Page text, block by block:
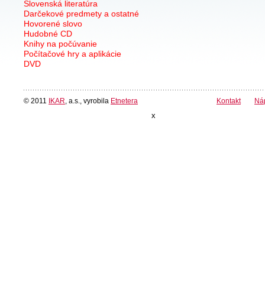
Slovenská literatúra
Darčekové predmety a ostatné
Hovorené slovo
Hudobné CD
Knihy na počúvanie
Počítačové hry a aplikácie
DVD
© 2011 IKAR , a.s., vyrobila Etnetera Kontakt
x